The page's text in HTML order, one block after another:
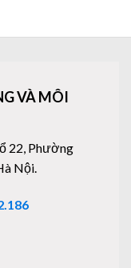
VÀ MÔI
22, Phường
Nội.